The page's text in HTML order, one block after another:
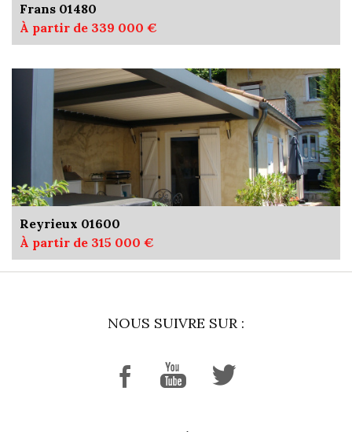
Frans 01480
À partir de 339 000 €
Reyrieux 01600
À partir de 315 000 €
NOUS SUIVRE SUR :